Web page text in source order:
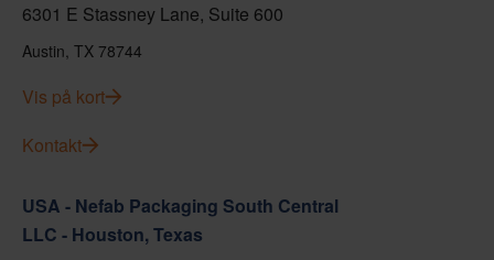
6301 E Stassney Lane, Suite 600
Austin, TX 78744
Vis på kort
Kontakt
USA - Nefab Packaging South Central
LLC - Houston, Texas